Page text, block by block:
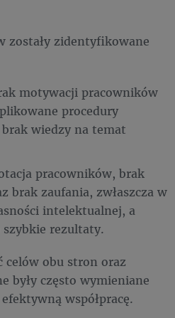
zostały zidentyfikowane
motywacji pracowników
procedury
wiedzy na temat
pracowników, brak
brak zaufania, zwłaszcza w
intelektualnej, a
rezultaty.
celów obu stron oraz
były często wymieniane
współpracę.